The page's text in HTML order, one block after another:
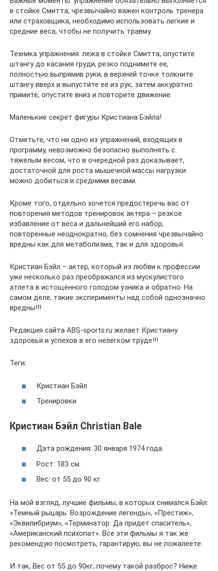
в стойке Смитта, чрезвычайно важен контроль тренера
или страховщика, необходимо использовать легкие и
средние веса, чтобы не получить травму.
Техника упражнения: лежа в стойке Смитта, опустите
штангу до касания груди, резко поднимите ее,
полностью выпрямив руки, в верхней точке толкните
штангу вверх и выпустите ее из рук; затем аккуратно
примите, опустите вниз и повторите движение.
Маленькие секрет фигуры Кристиана Бэйла!
Отметьте, что ни одно из упражнений, входящих в
программу, невозможно безопасно выполнять с
тяжелым весом, что в очередной раз доказывает,
достаточной для роста мышечной массы нагрузки
можно добиться и средними весами.
Кроме того, отдельно хочется предостеречь вас от
повторения методов тренировок актера – резкое
избавление от веса и дальнейший его набор,
повторенные неоднократно, без сомнения чрезвычайно
вредны как для метаболизма, так и для здоровья.
Кристиан Бэйл – актер, который из любви к профессии
уже несколько раз преображался из мускулистого
атлета в истощенного голодом узника и обратно. На
самом деле, такие эксперименты над собой однозначно
вредны!!!
Редакция сайта ABS-sports.ru желает Кристиану
здоровья и успехов в его нелегком труде!!!
Теги:
Кристиан Бэйл
Тренировки
Кристиан Бэйл Christian Bale
Дата рождения: 30 января 1974 года.
Рост: 183 см.
Вес: от 55 до 90 кг.
На мой взгляд, лучшие фильмы, в которых снимался Бэйл:
«Темный рыцарь: Возрождение легенды», «Престиж»,
«Эквилибриум», «Терминатор: Да придет спаситель»,
«Американский психопат». Все эти фильмы я так же
рекомендую посмотреть, гарантирую, вы не пожалеете.
И так, Вес от 55 до 90кг, почему такой разброс? Ниже